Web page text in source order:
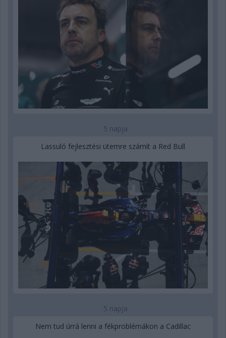
5 napja
Lassuló fejlesztési ütemre számít a Red Bull
5 napja
Nem tud úrrá lenni a fékproblémákon a Cadillac